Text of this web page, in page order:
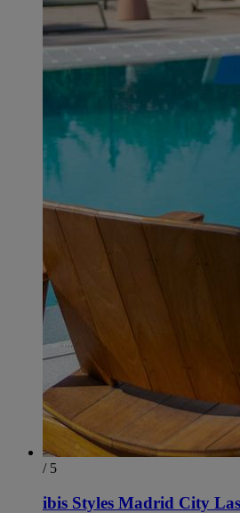
/ 5
ibis Styles Madrid City